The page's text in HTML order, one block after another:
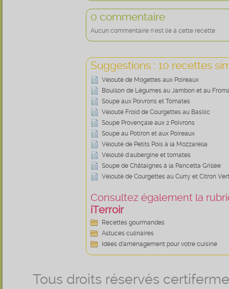
0 commentaire
Aucun commentaire n'est lié à cette recette
Suggestions : 10 recettes
Velouté de Mogettes aux Poireaux
Bouillon de Légumes au Jambon et au
Soupe aux Poivrons et Tomates
Velouté Froid de Courgettes au Basilic
Soupe Provençale aux 2 Poivrons
Soupe au Potiron et aux Poireaux
Velouté de Petits Pois à la Mozzarella
Velouté d'aubergine et tomates
Soupe de Châtaignes à la Pancetta Grillée
Velouté de Courgettes au Curry et Citron Vert
Consultez également la
iTerroir
Recettes gourmandes
Astuces culinaires
Idées d’aménagement pour votre cuisine
Tous droits réservés